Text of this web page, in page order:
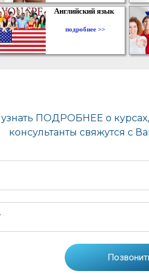
Английский язык
подробнее >>